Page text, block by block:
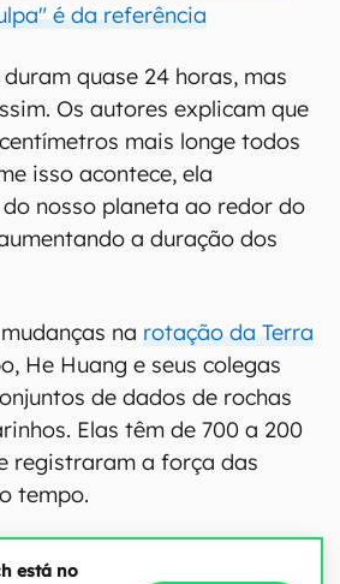
é da referência
quase 24 horas, mas
Os autores explicam que
mais longe todos
isso acontece, ela
nosso planeta ao redor do
a duração dos
na rotação da Terra
He Huang e seus colegas
de dados de rochas
Elas têm de 700 a 200
registraram a força das
tempo.
está no